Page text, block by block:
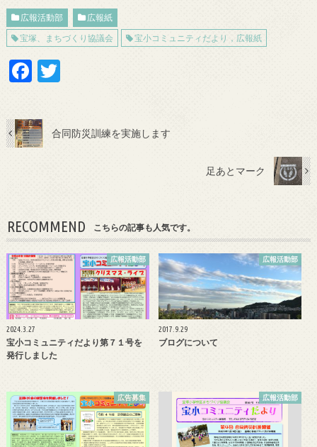
広報活動部
広報紙
宝塚、まちづくり協議会
宝小コミュニティだより，広報紙
F
e
b
T
er
合同防災訓練を実施します
足あとマーク
RECOMMEND こちらの記事も人気です。
広報活動部
2024.3.27
宝小コミュニティだより第７１号を
発行しました
広報活動部
2017.9.29
ブログについて
広告募集 広報活動部